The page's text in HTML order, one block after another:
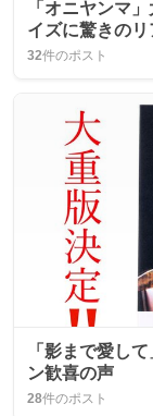
「オニヤンマ
イズに驚きの
32件のポスト
「影まで愛し
ン歓喜の声
28件のポスト